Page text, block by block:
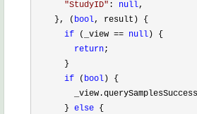
"StudyID" : null,
    }, (
bool, result) {
if (_view == null ) {
return;
      }
if ( bool ) {
      }
else {